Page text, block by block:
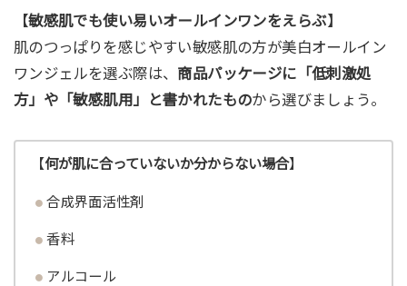
【敏感肌でも使い易いオールインワンをえらぶ】
肌のつっぱりを感じやすい敏感肌の方が美白オールイン
ワンジェルを選ぶ際は、 商品パッケージに「低刺激処
方」や「敏感肌用」と書かれたものから選びましょう。
【何が肌に合っていないか分からない場合】
合成界面活性剤
香料
アルコール